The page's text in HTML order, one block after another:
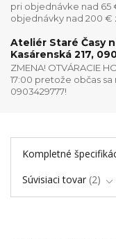
pri objednávke nad 65
objednávky nad 200 €
Ateliér Staré Časy
Kasárenská 217,
ZMENA! OTVÁRACIE
17:00 pretože občas
0903429777!
Kompletné
Súvisiaci tovar 2